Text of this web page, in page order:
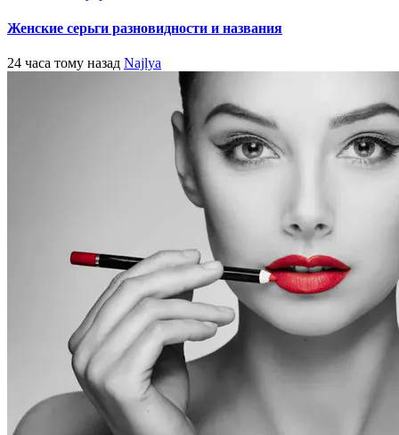
Женские серьги разновидности и названия
24 часа тому назад Najlya